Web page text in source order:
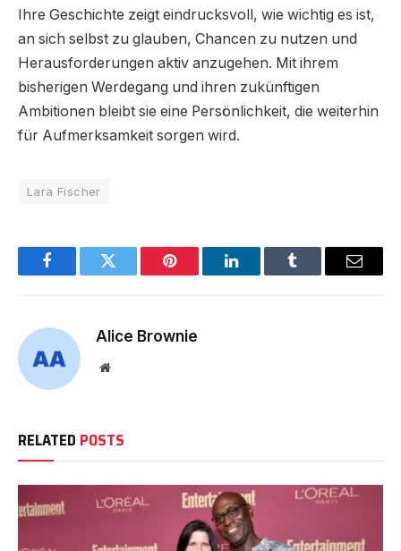
Ihre Geschichte zeigt eindrucksvoll, wie wichtig es ist,
an sich selbst zu glauben, Chancen zu nutzen und
Herausforderungen aktiv anzugehen. Mit ihrem
bisherigen Werdegang und ihren zukünftigen
Ambitionen bleibt sie eine Persönlichkeit, die weiterhin
für Aufmerksamkeit sorgen wird.
Lara Fischer
FacebookTwitter Pinterest LinkedInTumblr Email
Alice Brownie
Website
RELATED POSTS